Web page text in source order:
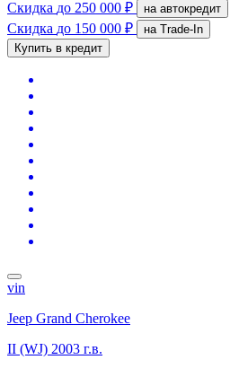
Скидка до 250 000 ₽ на автокредит
Скидка до 150 000 ₽
на Trade-In
Купить в кредит
vin
Jeep Grand Cherokee
II (WJ) 2003 г.в.